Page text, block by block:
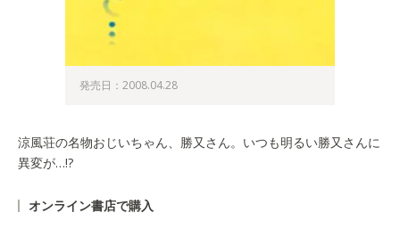
発売日：2008.04.28
涼風荘の名物おじいちゃん、勝又さん。いつも明るい勝又さんに
異変が…!?
オンライン書店で購入